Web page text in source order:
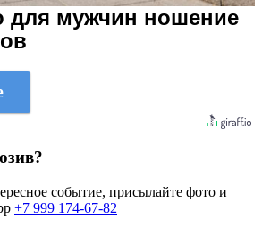
для мужчин ношение
событие, присылайте фото и
+7 999 174-67-82